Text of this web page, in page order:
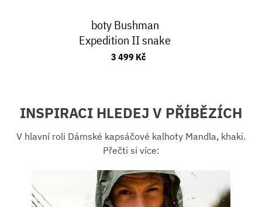
boty Bushman
Expedition II snake
3 499 Kč
INSPIRACI HLEDEJ V PŘÍBĚZÍCH
V hlavní roli Dámské kapsáčové kalhoty Mandla, khaki.
Přečti si více: